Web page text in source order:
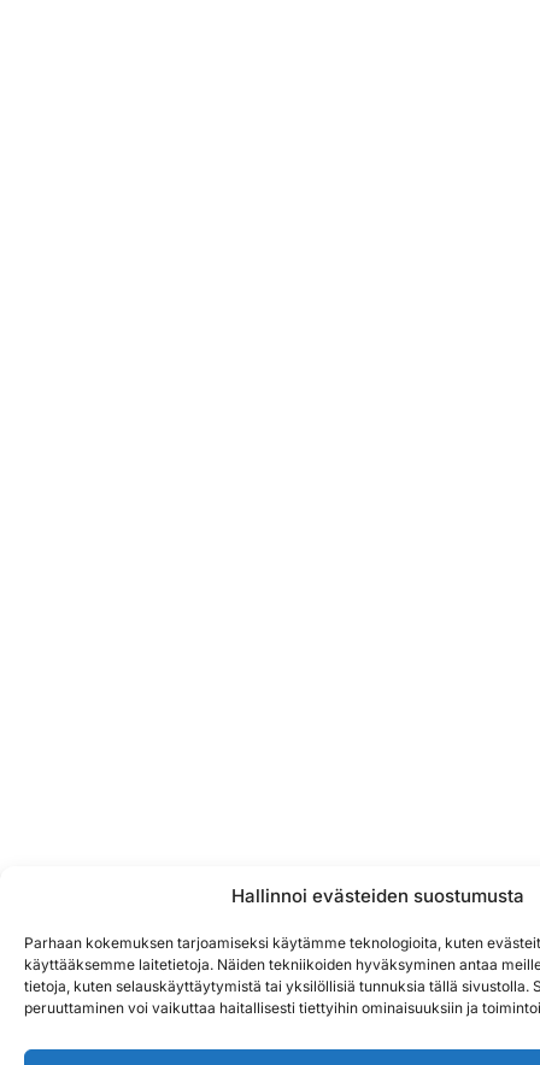
Hallinnoi evästeiden suostumusta
Parhaan kokemuksen tarjoamiseksi käytämme teknologioita, kuten
käyttääksemme laitetietoja. Näiden tekniikoiden hyväksyminen antaa
tietoja, kuten selauskäyttäytymistä tai yksilöllisiä tunnuksia tällä sivustolla.
peruuttaminen voi vaikuttaa haitallisesti tiettyihin ominaisuuksiin ja